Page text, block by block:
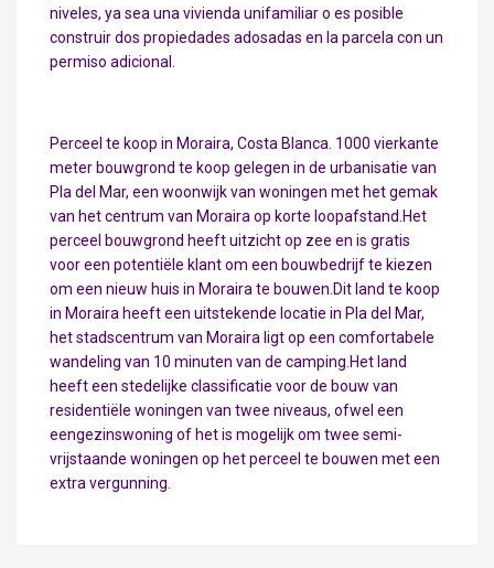
niveles, ya sea una vivienda unifamiliar o es posible
construir dos propiedades adosadas en la parcela con un
permiso adicional.
Perceel te koop in Moraira, Costa Blanca. 1000 vierkante
meter bouwgrond te koop gelegen in de urbanisatie van
Pla del Mar, een woonwijk van woningen met het gemak
van het centrum van Moraira op korte loopafstand.Het
perceel bouwgrond heeft uitzicht op zee en is gratis
voor een potentiële klant om een bouwbedrijf te kiezen
om een nieuw huis in Moraira te bouwen.Dit land te koop
in Moraira heeft een uitstekende locatie in Pla del Mar,
het stadscentrum van Moraira ligt op een comfortabele
wandeling van 10 minuten van de camping.Het land
heeft een stedelijke classificatie voor de bouw van
residentiële woningen van twee niveaus, ofwel een
eengezinswoning of het is mogelijk om twee semi-
vrijstaande woningen op het perceel te bouwen met een
extra vergunning.